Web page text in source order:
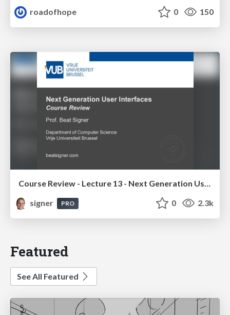
roadofhope
0 150
Course Review - Lecture 13 - Next Generation User Interfaces (4018166FNR)
signer
PRO 0 2.3k
Featured
See All Featured